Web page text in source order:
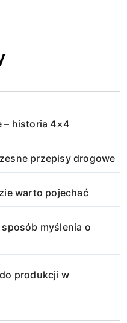
– historia 4×4
przepisy drogowe
warto pojechać
myślenia o
produkcji w